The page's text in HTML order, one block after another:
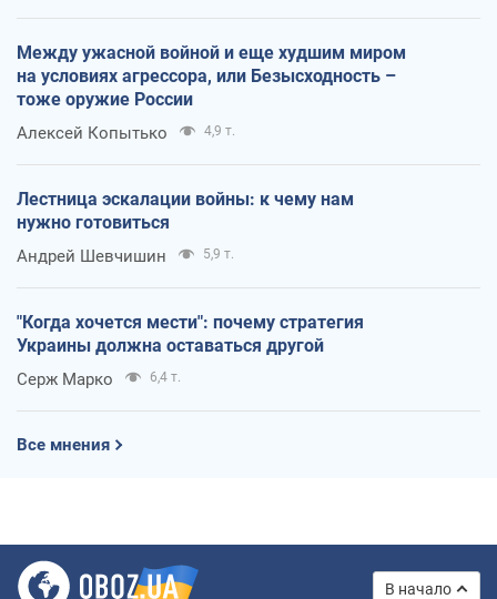
Между ужасной войной и еще худшим миром
на условиях агрессора, или Безысходность –
тоже оружие России
Алексей Копытько 4,9 т.
Лестница эскалации войны: к чему нам
нужно готовиться
Андрей Шевчишин 5,9 т.
"Когда хочется мести": почему стратегия
Украины должна оставаться другой
Серж Марко 6,4 т.
Все мнения
В начало